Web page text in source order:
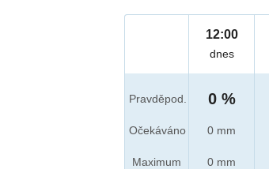
Pravděpod.
Očekáváno
Maximum
12:00
dnes
0 %
0 mm
0 mm